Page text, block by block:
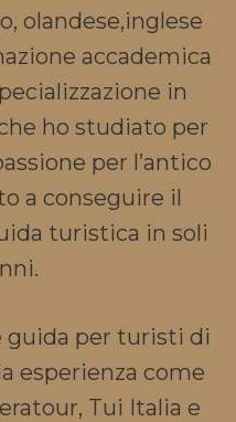
olandese,inglese
accademica
in
ho studiato per
per l’antico
a conseguire il
turistica in soli
guida per turisti di
esperienza come
Tui Italia e